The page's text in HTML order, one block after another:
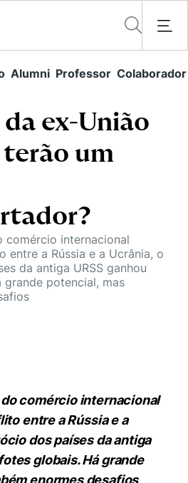
Alumni Professor Colaborador
da ex-União
um
comércio internacional
entre a Rússia e a Ucrânia, o
da antiga URSS ganhou
potencial, mas
comércio internacional
entre a Rússia e a
dos países da antiga
globais. Há grande
enormes desafios